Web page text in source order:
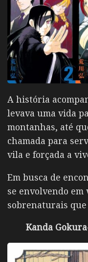
A história
levava uma vida
montanhas, até
chamada para
vila e forçada a
Em busca de
se envolvendo
sobrenaturais que
Kanda